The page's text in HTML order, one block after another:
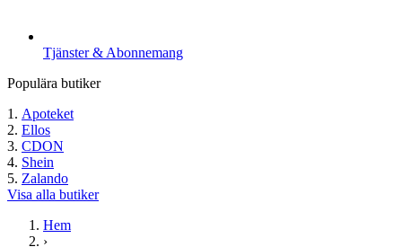
Tjänster & Abonnemang
Populära butiker
Apoteket
Ellos
CDON
Shein
Zalando
Visa alla butiker
Hem
›